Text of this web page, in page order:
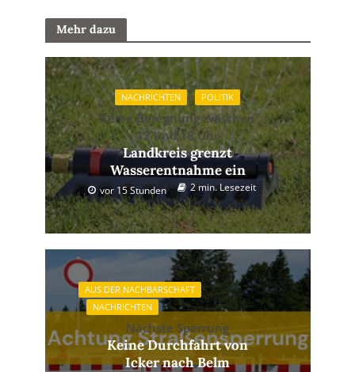
Mehr dazu
NACHRICHTEN POLITIK
Keine Beregnung zwischen
12 und 18 Uhr
Landkreis grenzt
Wasserentnahme ein
vor 15 Stunden 2 min. Lesezeit
AUS DER NACHBARSCHAFT
NACHRICHTEN
Nächste Sperrung
Keine Durchfahrt von
Icker nach Belm